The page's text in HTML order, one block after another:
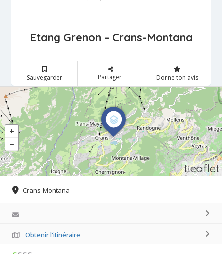
Etang Grenon – Crans-Montana
Sauvegarder Partager Donne ton avis
Leaflet
Crans-Montana
Obtenir l'itinéraire